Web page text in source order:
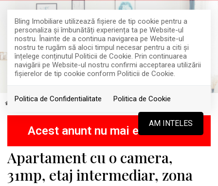
Bling Imobiliare utilizează fişiere de tip cookie pentru a
personaliza și îmbunătăți experiența ta pe Website-ul
nostru. Înainte de a continua navigarea pe Website-ul
nostru te rugăm să aloci timpul necesar pentru a citi și
înțelege conținutul Politicii de Cookie. Prin continuarea
navigării pe Website-ul nostru confirmi acceptarea utilizării
fişierelor de tip cookie conform Politicii de Cookie.
Politica de Confidentialitate Politica de Cookie
AM INTELES
Vanzare Apartamente Cluj-Napoca Iris
Acest anunt nu mai este activ !
Apartament cu o camera,
31mp, etaj intermediar, zona